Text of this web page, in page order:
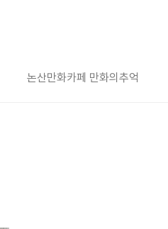
논산만화카페 만화의추억